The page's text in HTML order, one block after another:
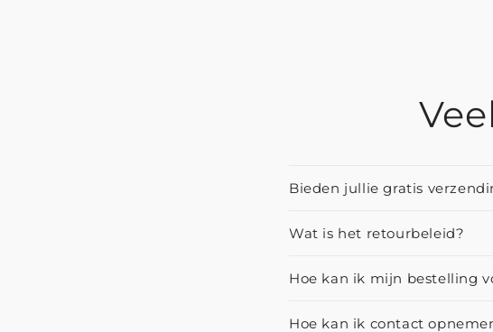
Bieden jullie gratis
Wat is het retourbeleid?
Hoe kan ik mijn bestelling
Hoe kan ik contact